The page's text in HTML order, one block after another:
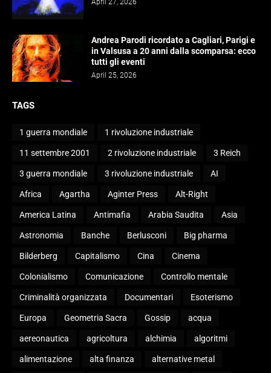
April 27, 2026
Andrea Parodi ricordato a Cagliari, Parigi e
in Valsusa a 20 anni dalla scomparsa: ecco
tutti gli eventi
April 25, 2026
TAGS
1 guerra mondiale 1 rivoluzione industriale
11 settembre 2001 2 rivoluzione industriale 3 Reich
3 guerra mondiale 3 rivoluzione industriale AI
Africa Agartha Aginter Press Alt-Right
America Latina Antimafia Arabia Saudita Asia
Astronomia Banche Berlusconi Big pharma
Bilderberg Capitalismo Cina Cinema
Colonialismo Comunicazione Controllo mentale
Criminalità organizzata Documentari Esoterismo
Europa Geometria Sacra Gossip acqua
aereonautica agricoltura alchimia algoritmi
alimentazione alta finanza alternative metal